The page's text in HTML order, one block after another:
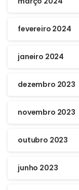
fevereiro 2024
janeiro 2024
dezembro 2023
novembro 2023
outubro 2023
junho 2023